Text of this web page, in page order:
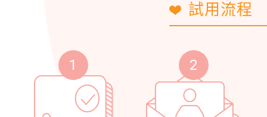
試用流程
1 2